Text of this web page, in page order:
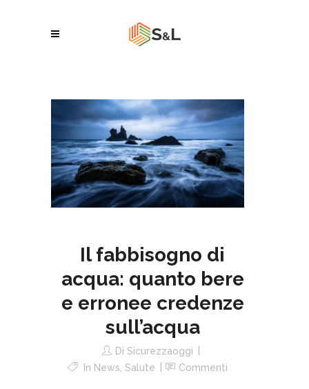
Il fabbisogno di
acqua: quanto bere
e erronee credenze
sull’acqua
Di Sicurezzaoggi
In News, Salute Commenti